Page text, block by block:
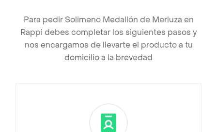
Para pedir Solimeno Medallón de Merluza en
Rappi debes completar los siguientes pasos y
nos encargamos de llevarte el producto a tu
domicilio a la brevedad